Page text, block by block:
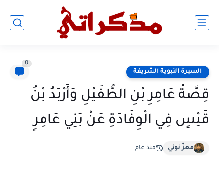
السيرة النبوية الشريفة
0
قِصَّةُ عَامِرِ بْنِ الطُّفَيْلِ وَأَرْبَدُ بْنُ
قَيْسٍ فِي الْوِفَادَةِ عَنْ بَنِي عَامِرٍ
معزّ نوني منذ عام